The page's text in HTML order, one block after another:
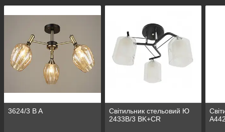
3624/3 B A
Світильник стельовий Ю
2433B/3 BK+CR